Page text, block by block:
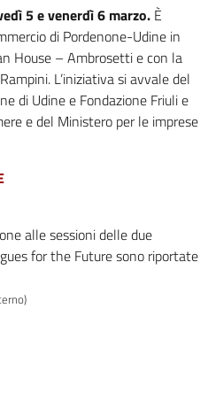
5 e venerdì 6 marzo. È
di Pordenone-Udine in
House – Ambrosetti e con la
L’iniziativa si avvale del
di Udine e Fondazione Friuli e
e del Ministero per le imprese
alle sessioni delle due
for the Future sono riportate